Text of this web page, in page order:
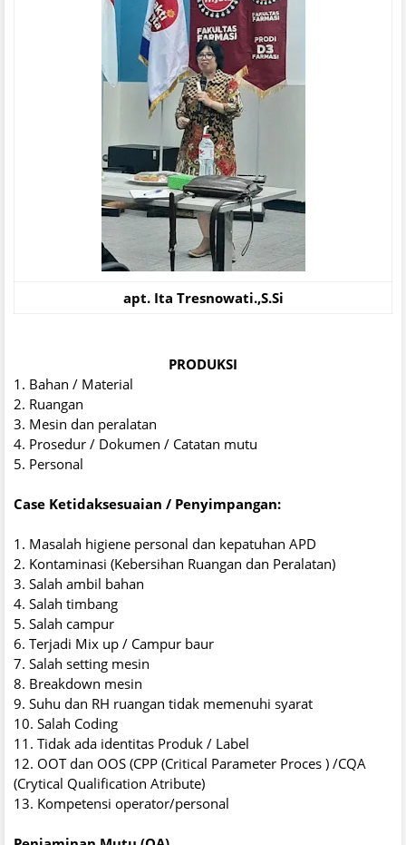
apt. Ita Tresnowati.,S.Si
PRODUKSI
1. Bahan / Material
2. Ruangan
3. Mesin dan peralatan
4. Prosedur / Dokumen / Catatan mutu
5. Personal
Case Ketidaksesuaian / Penyimpangan:
1. Masalah higiene personal dan kepatuhan APD
2. Kontaminasi (Kebersihan Ruangan dan Peralatan)
3. Salah ambil bahan
4. Salah timbang
5. Salah campur
6. Terjadi Mix up / Campur baur
7. Salah setting mesin
8. Breakdown mesin
9. Suhu dan RH ruangan tidak memenuhi syarat
10. Salah Coding
11. Tidak ada identitas Produk / Label
12. OOT dan OOS (CPP (Critical Parameter Proces ) /CQA
(Crytical Qualification Atribute)
13. Kompetensi operator/personal